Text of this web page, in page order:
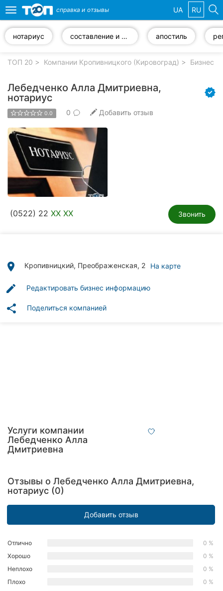
компании
Популярные
рубрики:
Стоматологии
Частные
клиники
Ветеринарные
Все
Тернополь
Хмельницкий
Ровно
Харьков
Днепр
Toggle
navigation
справка и отзывы UA RU
нотариус составление и оформление документов апостиль
ТОП 20 Компании Кропивницкого (Кировоград) Бизнес
Лебедченко Алла Дмитриевна,
нотариус
0.0 0 Добавить отзыв
(0522) 22 XX XX Звонить
place Кропивницкий, Преображенская, 2 На карте
edit Редактировать бизнес информацию
share Поделиться компанией
Услуги компании
Лебедченко Алла
Дмитриевна
Отзывы о Лебедченко Алла Дмитриевна,
нотариус (0)
Добавить отзыв
Отлично
0 %
Хорошо
0 %
Неплохо
0 %
Плохо
0 %